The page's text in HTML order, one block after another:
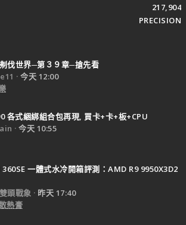
217,904
PRECISION
伐世界─第３９章─搶先看
今天 12:00
各式綑綁組合包再現, 買卡+卡+板+CPU
今天 10:55
一體式水冷開箱評測：AMD R9 9950X3D2
頭戰象
昨天 17:40
熱膏